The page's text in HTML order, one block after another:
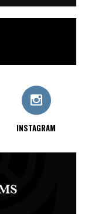
INSTAGRAM